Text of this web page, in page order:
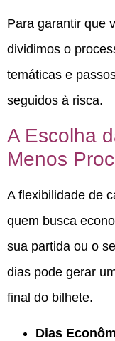
Para garantir que
dividimos o
temáticas e
seguidos à risca.
A Escolha
Menos
A flexibilidade de
quem busca
sua partida ou o
dias pode gerar
final do bilhete.
Dias